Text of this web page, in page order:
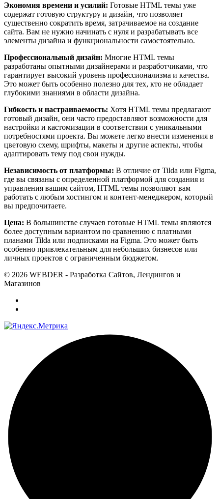
Экономия времени и усилий: Готовые HTML темы уже
содержат готовую структуру и дизайн, что позволяет
существенно сократить время, затрачиваемое на создание
сайта. Вам не нужно начинать с нуля и разрабатывать все
элементы дизайна и функциональности самостоятельно.
Профессиональный дизайн: Многие HTML темы
разработаны опытными дизайнерами и разработчиками, что
гарантирует высокий уровень профессионализма и качества.
Это может быть особенно полезно для тех, кто не обладает
глубокими знаниями в области дизайна.
Гибкость и настраиваемость: Хотя HTML темы предлагают
готовый дизайн, они часто предоставляют возможности для
настройки и кастомизации в соответствии с уникальными
потребностями проекта. Вы можете легко внести изменения в
цветовую схему, шрифты, макеты и другие аспекты, чтобы
адаптировать тему под свои нужды.
Независимость от платформы: В отличие от Tilda или Figma,
где вы связаны с определенной платформой для создания и
управления вашим сайтом, HTML темы позволяют вам
работать с любым хостингом и контент-менеджером, который
вы предпочитаете.
Цена: В большинстве случаев готовые HTML темы являются
более доступным вариантом по сравнению с платными
планами Tilda или подписками на Figma. Это может быть
особенно привлекательным для небольших бизнесов или
личных проектов с ограниченным бюджетом.
© 2026 WEBDER - Разработка Сайтов, Лендингов и
Магазинов